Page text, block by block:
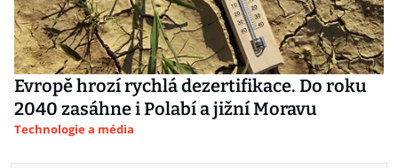
Evropě hrozí rychlá dezertifikace. Do roku
2040 zasáhne i Polabí a jižní Moravu
Technologie a média